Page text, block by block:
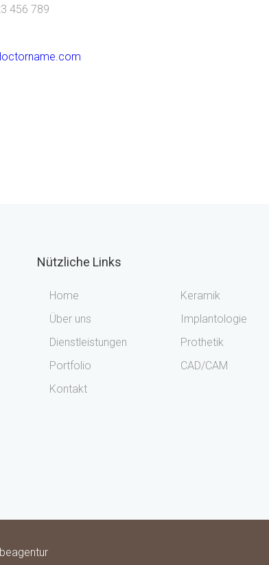
456 789
Nützliche Links
Home
Über uns
Dienstleistungen
Portfolio
Kontakt
Keramik
Implantologie
Prothetik
CAD/CAM